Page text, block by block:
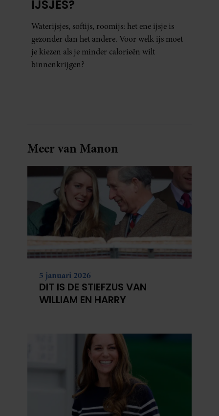
IJSJES?
Waterijsjes, softijs, roomijs: het ene ijsje is
gezonder dan het andere. Voor welk ijs moet
je kiezen als je minder calorieën wilt
binnenkrijgen?
Meer van Manon
5 januari 2026
DIT IS DE STIEFZUS VAN
WILLIAM EN HARRY